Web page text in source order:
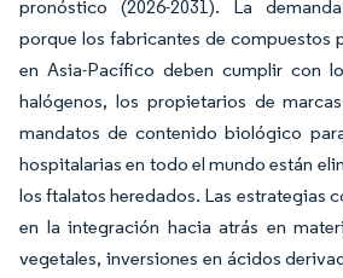
pronóstico (2026-2031). La
porque los fabricantes de compuestos
en Asia-Pacífico deben cumplir con
halógenos, los propietarios de
mandatos de contenido biológico
hospitalarias en todo el mundo están
los ftalatos heredados. Las estrategias
en la integración hacia atrás en
vegetales, inversiones en ácidos